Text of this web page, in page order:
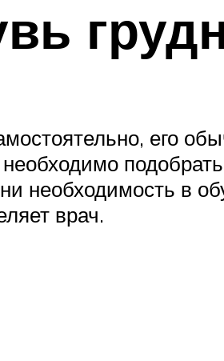
его
необходимость в
врач.